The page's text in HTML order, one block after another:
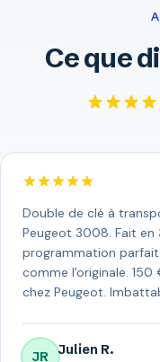
Ce que
Double de clé à
Peugeot 3008. Fait en
programmation
comme l'originale.
chez Peugeot.
JR Julien R.